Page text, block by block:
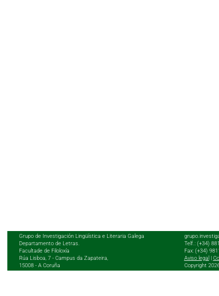
Grupo de Investigación Lingüística e Literaria Galega
Departamento de Letras.
Facultade de Filoloxía
Rúa Lisboa, 7 - Campus da Zapateira,
15008 - A Coruña
Telf.: (+34)
Fax: (+34)
Aviso legal
Copyright